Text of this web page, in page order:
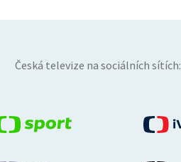
Česká televize na sociálních sítích: